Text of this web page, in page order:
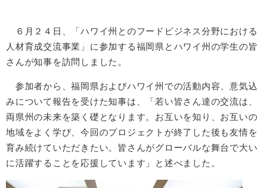
６月２４日
、「ハワイ州とのフードビジネス分野における
人材育成交流事業」に参加する福岡県とハワイ州の学生の皆
さんが知事を訪問しました。
参加者から、福岡県およびハワイ州での活動内容、意気込
みについて報告を受けた知事は、「若い皆さん達の交流は、
両県州の未来を築く礎となります。お互いを知り、お互いの
地域をよく学び、今回のプロジェクトが終了した後も友情を
育み続けていただきたい。皆さんがグローバルな舞台で大い
に活躍することを応援しています」と述べました。